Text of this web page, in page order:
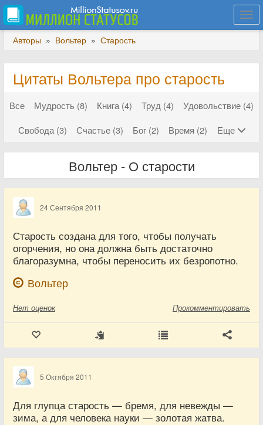
Авторы » Вольтер » Старость
Цитаты Вольтера про старость
Все Мудрость (8) Книга (4) Труд (4)
Удовольствие (4)
Свобода (3)
Счастье (3) Бог (2) Время (2) Еще
Вольтер - О старости
24 Сентября 2011
Старость создана для того, чтобы получать
огорчения, но она должна быть достаточно
благоразумна, чтобы переносить их безропотно.
Вольтер
Нет оценок Прокомментировать
5 Октября 2011
Для глупца старость — бремя, для невежды —
зима, а для человека науки — золотая жатва.